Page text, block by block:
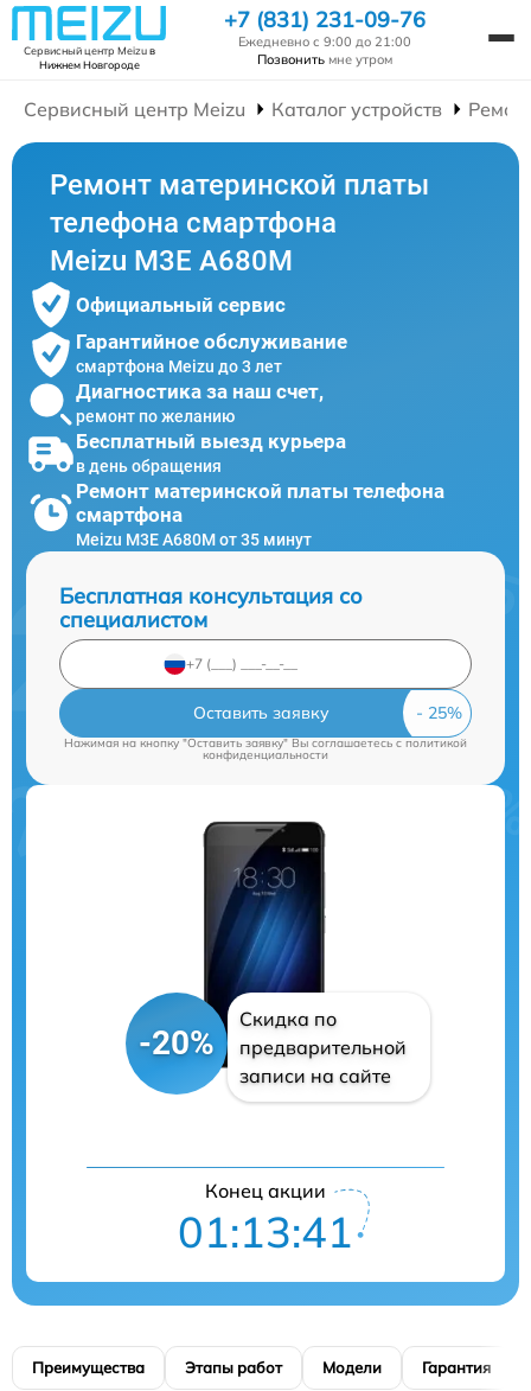
Сервисный центр Meizuв
Нижнем Новгороде
+7 (831) 231-09-76
Ежедневно с 9:00 до 21:00
Позвонить мне утром
Сервисный центр Meizu Каталог устройств
Ремонт материнской платы
телефона смартфона
Meizu M3E A680M
Официальный сервис
Гарантийное обслуживание
смартфона Meizu до 3 лет
Диагностика за наш счет,
ремонт по желанию
Бесплатный выезд курьера
в день обращения
Ремонт материнской платы телефона
смартфона
Meizu M3E A680M от 35 минут
Бесплатная консультация со
специалистом
Оставить заявку
Нажимая на кнопку "Оставить заявку" Вы соглашаетесь cполитикой
конфиденциальности
-20%
Скидка по
предварительной
записи на сайте
Конец акции
01:13:41
Преимущества Этапы работ Модели Гарантия